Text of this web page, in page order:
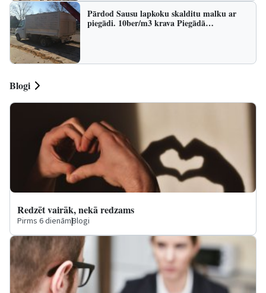
Pārdod Sausu lapkoku skalditu malku ar
piegādi. 10ber/m3 krava Piegādā…
Blogi
Redzēt vairāk, nekā redzams
Pirms 6 dienām|Blogi